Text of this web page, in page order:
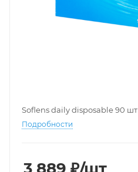
Soflens daily disposable 90 шт
Подробности